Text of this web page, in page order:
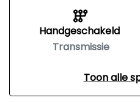
Handgeschakeld
Transmissie
Toon alle